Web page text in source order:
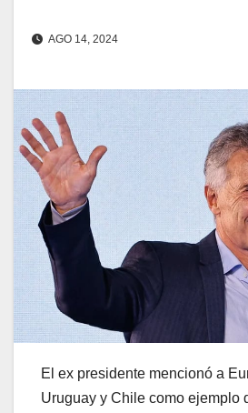
AGO 14, 2024
El ex presidente mencionó a
Uruguay y Chile como ejemplo